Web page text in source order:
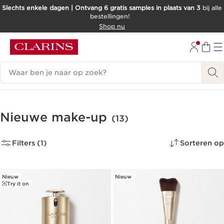
DOORGAAN NAAR INHOUD
Slechts enkele dagen | Ontvang 6 gratis samples in plaats van 3 bij alle
bestellingen!
Shop nu
Zoekgeschiedenis
Nieuwe make-up (13)
Filters (1) Sorteren op
Nieuw
Try it on
Nieuw